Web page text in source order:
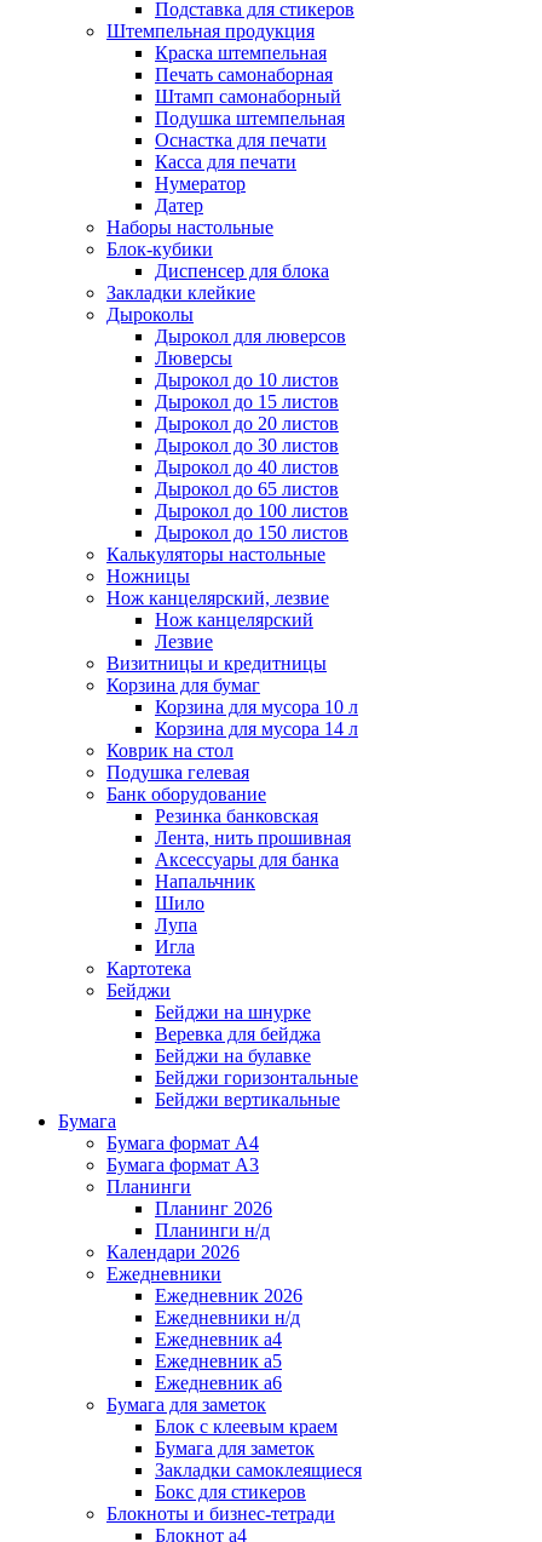
Подставка для стикеров
Штемпельная продукция
Краска штемпельная
Печать самонаборная
Штамп самонаборный
Подушка штемпельная
Оснастка для печати
Касса для печати
Нумератор
Датер
Наборы настольные
Блок-кубики
Диспенсер для блока
Закладки клейкие
Дыроколы
Дырокол для люверсов
Люверсы
Дырокол до 10 листов
Дырокол до 15 листов
Дырокол до 20 листов
Дырокол до 30 листов
Дырокол до 40 листов
Дырокол до 65 листов
Дырокол до 100 листов
Дырокол до 150 листов
Калькуляторы настольные
Ножницы
Нож канцелярский, лезвие
Нож канцелярский
Лезвие
Визитницы и кредитницы
Корзина для бумаг
Корзина для мусора 10 л
Корзина для мусора 14 л
Коврик на стол
Подушка гелевая
Банк оборудование
Резинка банковская
Лента, нить прошивная
Аксессуары для банка
Напальчник
Шило
Лупа
Игла
Картотека
Бейджи
Бейджи на шнурке
Веревка для бейджа
Бейджи на булавке
Бейджи горизонтальные
Бейджи вертикальные
Бумага
Бумага формат А4
Бумага формат А3
Планинги
Планинг 2026
Планинги н/д
Календари 2026
Ежедневники
Ежедневник 2026
Ежедневники н/д
Ежедневник а4
Ежедневник а5
Ежедневник а6
Бумага для заметок
Блок с клеевым краем
Бумага для заметок
Закладки самоклеящиеся
Бокс для стикеров
Блокноты и бизнес-тетради
Блокнот а4